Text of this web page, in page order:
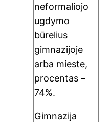
neformaliojo
ugdymo
būrelius
gimnazijoje
arba mieste,
procentas –
74%.
Gimnazija